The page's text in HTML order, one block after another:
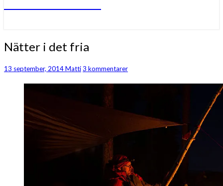
Nätter
i
fria
Nätter i det fria
13 september, 2014MattiKommentarer
3 kommentarer